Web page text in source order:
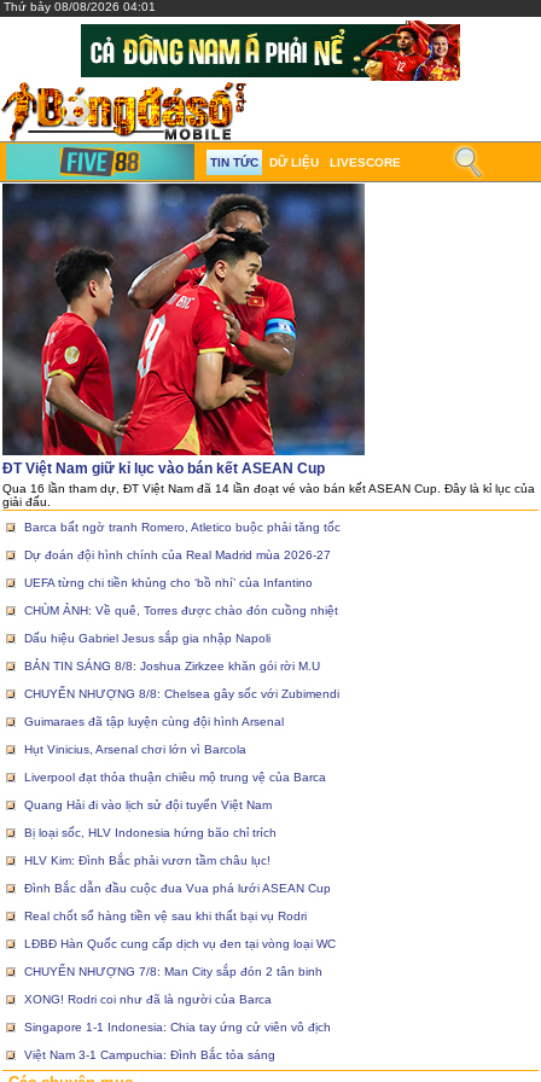
Thứ bảy 08/08/2026 04:01
TIN TỨC DỮ LIỆU LIVESCORE
ĐT Việt Nam giữ kỉ lục vào bán kết ASEAN Cup
Qua 16 lần tham dự, ĐT Việt Nam đã 14 lần đoạt vé vào bán kết ASEAN Cup. Đây là kỉ lục của
giải đấu.
Barca bất ngờ tranh Romero, Atletico buộc phải tăng tốc
Dự đoán đội hình chính của Real Madrid mùa 2026-27
UEFA từng chi tiền khủng cho ‘bồ nhí’ của Infantino
CHÙM ẢNH: Về quê, Torres được chào đón cuồng nhiệt
Dấu hiệu Gabriel Jesus sắp gia nhập Napoli
BẢN TIN SÁNG 8/8: Joshua Zirkzee khăn gói rời M.U
CHUYỂN NHƯỢNG 8/8: Chelsea gây sốc với Zubimendi
Guimaraes đã tập luyện cùng đội hình Arsenal
Hụt Vinicius, Arsenal chơi lớn vì Barcola
Liverpool đạt thỏa thuận chiêu mộ trung vệ của Barca
Quang Hải đi vào lịch sử đội tuyển Việt Nam
Bị loại sốc, HLV Indonesia hứng bão chỉ trích
HLV Kim: Đình Bắc phải vươn tầm châu lục!
Đình Bắc dẫn đầu cuộc đua Vua phá lưới ASEAN Cup
Real chốt sổ hàng tiền vệ sau khi thất bại vụ Rodri
LĐBĐ Hàn Quốc cung cấp dịch vụ đen tại vòng loại WC
CHUYỂN NHƯỢNG 7/8: Man City sắp đón 2 tân binh
XONG! Rodri coi như đã là người của Barca
Singapore 1-1 Indonesia: Chia tay ứng cử viên vô địch
Việt Nam 3-1 Campuchia: Đình Bắc tỏa sáng